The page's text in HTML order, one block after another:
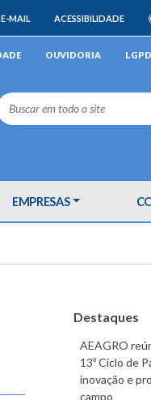
E-MAIL ACESSIBILIDADE
OUVIDORIA LGPD
EMPRESAS
Destaques
AEAGRO
13º Ciclo de
inovação e
campo